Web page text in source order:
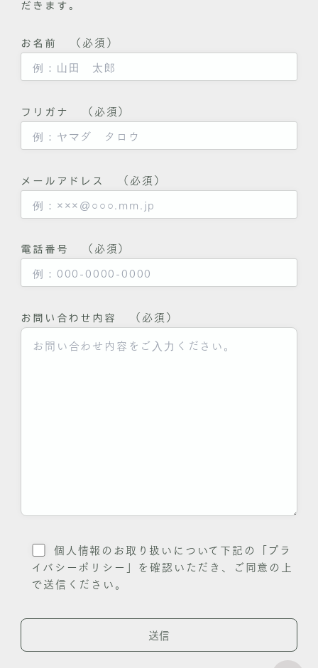
だきます。
お名前 （必須）
フリガナ （必須）
メールアドレス （必須）
電話番号 （必須）
お問い合わせ内容 （必須）
個人情報のお取り扱いについて下記の「プラ
イバシーポリシー」を確認いただき、ご同意の上
で送信ください。